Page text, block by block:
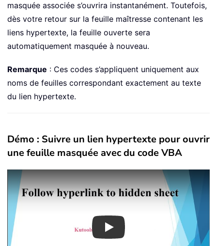
masquée associée s’ouvrira instantanément. Toutefois,
dès votre retour sur la feuille maîtresse contenant les
liens hypertexte, la feuille ouverte sera
automatiquement masquée à nouveau.
Remarque : Ces codes s’appliquent uniquement aux
noms de feuilles correspondant exactement au texte
du lien hypertexte.
Démo : Suivre un lien hypertexte pour ouvrir
une feuille masquée avec du code VBA
Play